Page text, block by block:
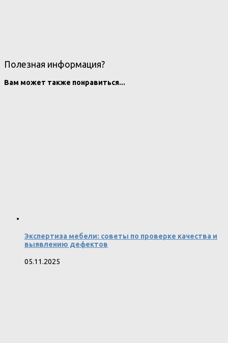
Полезная информация?
Вам может также понравиться...
Экспертиза мебели: советы по проверке качества и
выявлению дефектов
05.11.2025